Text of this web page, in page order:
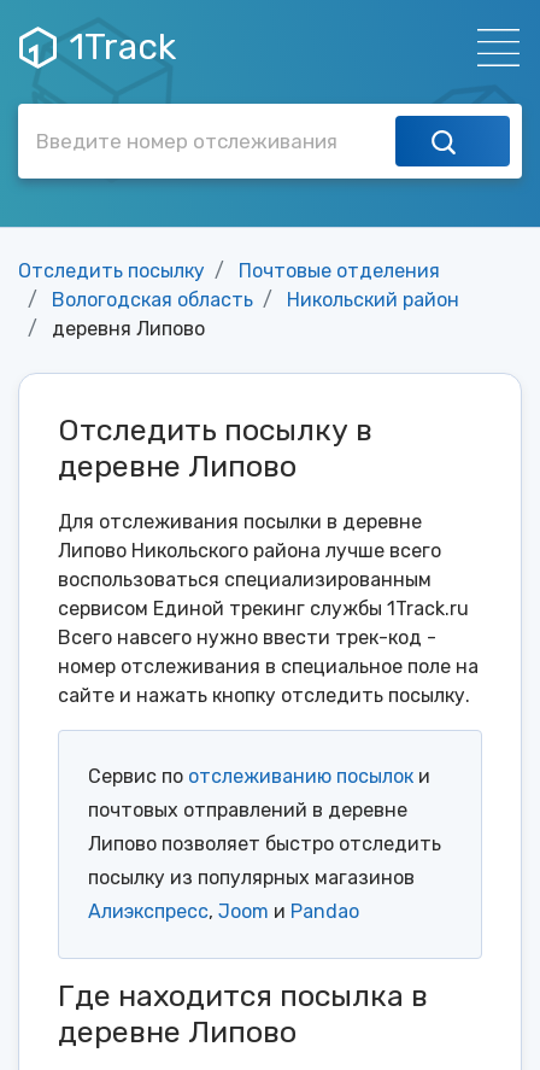
1Track
Отследить посылку
Почтовые отделения
Вологодская область
Никольский район
деревня Липово
Отследить посылку в
деревне Липово
Для отслеживания посылки в деревне
Липово Никольского района лучше всего
воспользоваться специализированным
сервисом Единой трекинг службы 1Track.ru
Всего навсего нужно ввести трек-код -
номер отслеживания в специальное поле на
сайте и нажать кнопку отследить посылку.
Сервис по отслеживанию посылок и
почтовых отправлений в деревне
Липово позволяет быстро отследить
посылку из популярных магазинов
Алиэкспресс, Joom и Pandao
Где находится посылка в
деревне Липово